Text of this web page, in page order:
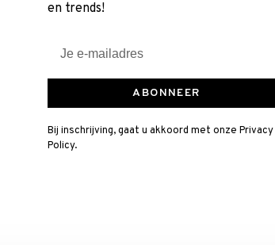
en trends!
ABONNEER
Bij inschrijving, gaat u akkoord met onze Privacy
Policy.